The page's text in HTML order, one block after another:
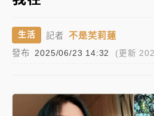
分析｜
標？ 鴻海本週法說法人關注的
中租控股7月營收創今年新高
生活 記者 不是芙莉蓮
發布 2025/06/23 14:32 (更新